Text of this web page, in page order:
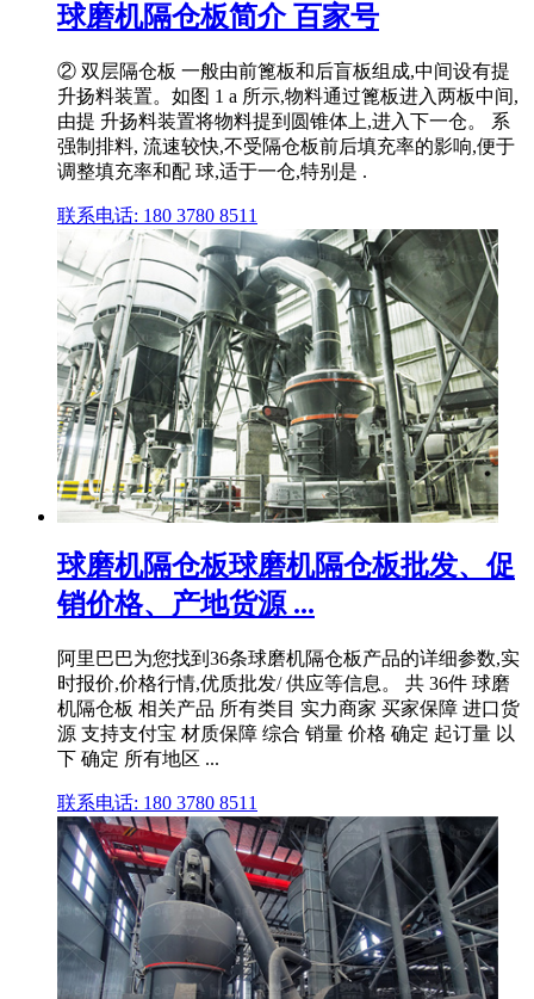
球磨机隔仓板简介 百家号
② 双层隔仓板 一般由前篦板和后盲板组成,中间设有提
升扬料装置。如图 1 a 所示,物料通过篦板进入两板中间,
由提 升扬料装置将物料提到圆锥体上,进入下一仓。 系
强制排料, 流速较快,不受隔仓板前后填充率的影响,便于
调整填充率和配 球,适于一仓,特别是 .
联系电话: 180 3780 8511
球磨机隔仓板球磨机隔仓板批发、促
销价格、产地货源 ...
阿里巴巴为您找到36条球磨机隔仓板产品的详细参数,实
时报价,价格行情,优质批发/ 供应等信息。 共 36件 球磨
机隔仓板 相关产品 所有类目 实力商家 买家保障 进口货
源 支持支付宝 材质保障 综合 销量 价格 确定 起订量 以
下 确定 所有地区 ...
联系电话: 180 3780 8511